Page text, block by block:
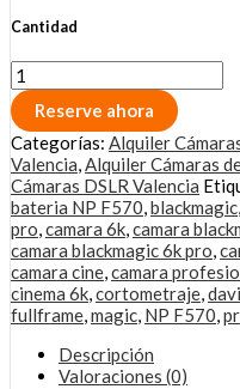
Cantidad
Reserve ahora
Categorías: Alquiler
Valencia,Alquiler Cámaras
Cámaras DSLR Valencia
bateria NP F570,blackmagic,
pro,camara 6k,camara
camara blackmagic 6k pro,
camara cine,camara
cinema 6k,cortometraje,
fullframe,magic, NP F570,
Descripción
Valoraciones (0)